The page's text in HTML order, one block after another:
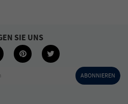
ABONNIEREN
SIE UNS